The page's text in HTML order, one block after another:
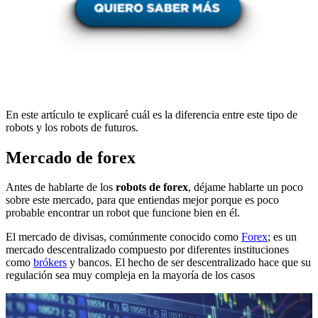
En este artículo te explicaré cuál es la diferencia entre este tipo de
robots y los robots de futuros.
Mercado de forex
Antes de hablarte de los robots de forex, déjame hablarte un poco
sobre este mercado, para que entiendas mejor porque es poco
probable encontrar un robot que funcione bien en él.
El mercado de divisas, comúnmente conocido como Forex; es un
mercado descentralizado compuesto por diferentes instituciones
como brókers y bancos. El hecho de ser descentralizado hace que su
regulación sea muy compleja en la mayoría de los casos